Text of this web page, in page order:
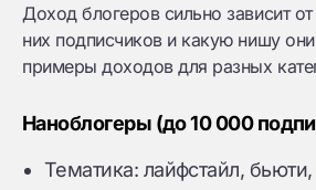
Доход блогеров сильно зависит
них подписчиков и какую нишу
примеры доходов для разных
Наноблогеры (до 10 000
Тематика: лайфстайл, бьюти,